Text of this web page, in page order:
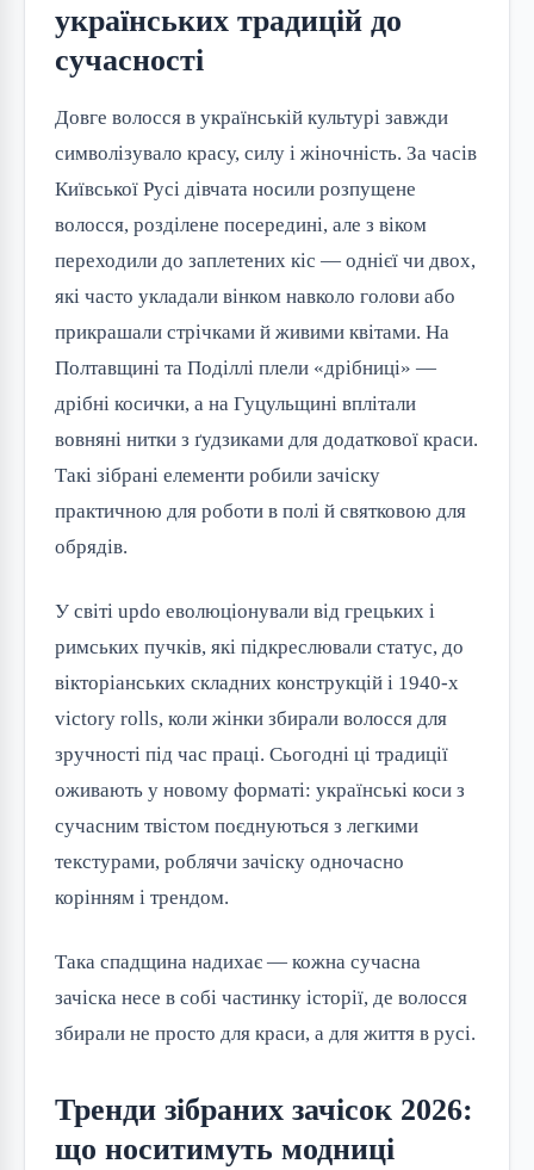
українських традицій до
сучасності
Довге волосся в українській культурі завжди
символізувало красу, силу і жіночність. За часів
Київської Русі дівчата носили розпущене
волосся, розділене посередині, але з віком
переходили до заплетених кіс — однієї чи двох,
які часто укладали вінком навколо голови або
прикрашали стрічками й живими квітами. На
Полтавщині та Поділлі плели «дрібниці» —
дрібні косички, а на Гуцульщині вплітали
вовняні нитки з ґудзиками для додаткової краси.
Такі зібрані елементи робили зачіску
практичною для роботи в полі й святковою для
обрядів.
У світі updo еволюціонували від грецьких і
римських пучків, які підкреслювали статус, до
вікторіанських складних конструкцій і 1940-х
victory rolls, коли жінки збирали волосся для
зручності під час праці. Сьогодні ці традиції
оживають у новому форматі: українські коси з
сучасним твістом поєднуються з легкими
текстурами, роблячи зачіску одночасно
корінням і трендом.
Така спадщина надихає — кожна сучасна
зачіска несе в собі частинку історії, де волосся
збирали не просто для краси, а для життя в русі.
Тренди зібраних зачісок 2026:
що носитимуть модниці